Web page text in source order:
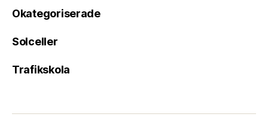
Okategoriserade
Solceller
Trafikskola